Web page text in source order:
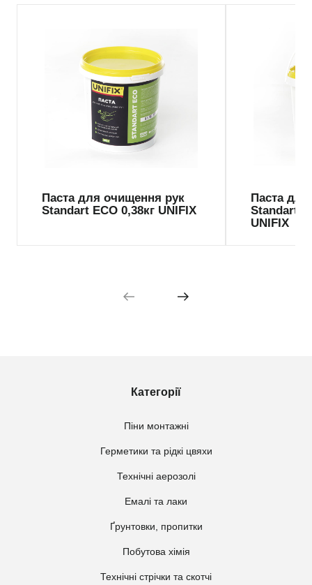
Паста для очищення рук
Standart ECO 0,38кг UNIFIX
Паста
Standart
UNIFIX
Категорії
Піни монтажні
Герметики та рідкі цвяхи
Технічні аерозолі
Емалі та лаки
Ґрунтовки, пропитки
Побутова хімія
Технічні стрічки та скотчі